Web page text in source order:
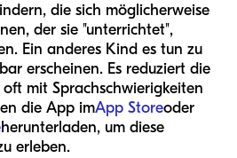
die sich möglicherweise
der sie "unterrichtet",
Ein anderes Kind es tun zu
erscheinen. Es reduziert die
mit Sprachschwierigkeiten
die App imApp Storeoder
herunterladen, um diese
erleben.